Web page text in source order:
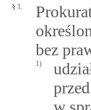
§ 1.
bez
1)